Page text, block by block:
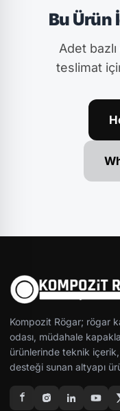
Bu Ürün
Adet
teslimat
Kompozit Rögar; rögar
odası, müdahale
ürünlerinde teknik
desteği sunan altyapı